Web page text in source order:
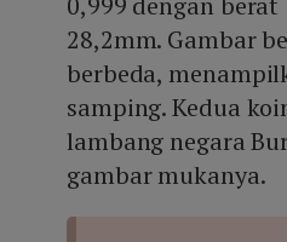
28,2mm. Gambar
berbeda,
samping. Kedua
lambang negara
gambar mukanya.